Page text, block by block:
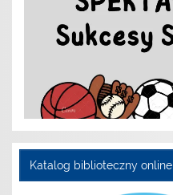
Katalog biblioteczny online